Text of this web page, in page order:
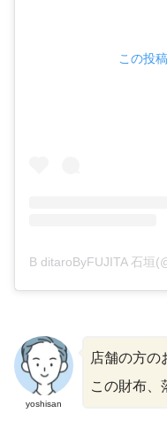
この投
B ditaroByFUJITA 石垣
yoshisan
店舗の方の
この財布、